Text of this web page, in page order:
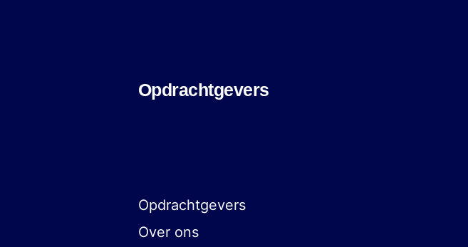
Opdrachtgevers
Opdrachtgevers
Over ons